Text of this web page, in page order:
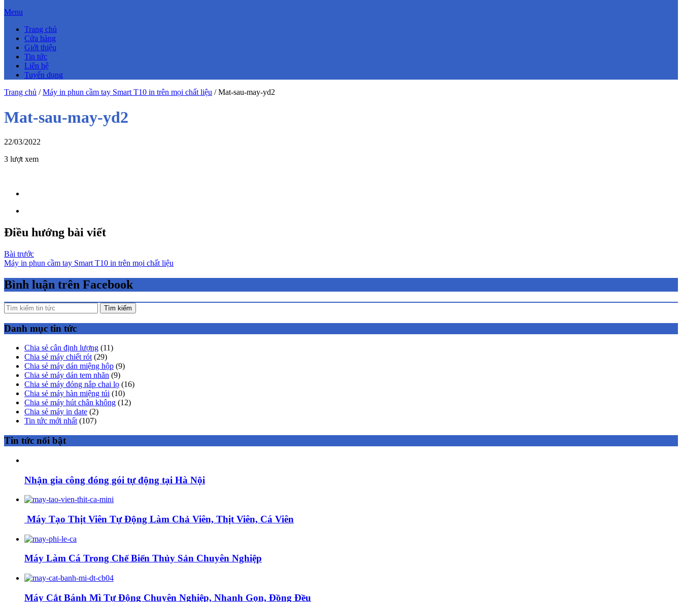
Menu
Trang chủ
Cửa hàng
Giới thiệu
Tin tức
Liên hệ
Tuyển dụng
Trang chủ /Máy in phun cầm tay Smart T10 in trên mọi chất liệu /Mat-sau-may-yd2
Mat-sau-may-yd2
22/03/2022
3 lượt xem
Điều hướng bài viết
Bài trước
Máy in phun cầm tay Smart T10 in trên mọi chất liệu
Bình luận trên Facebook
Tìm kiếm
Danh mục tin tức
Chia sẻ cân định lượng (11)
Chia sẻ máy chiết rót (29)
Chia sẻ máy dán miệng hộp (9)
Chia sẻ máy dán tem nhãn (9)
Chia sẻ máy đóng nắp chai lọ (16)
Chia sẻ máy hàn miệng túi (10)
Chia sẻ máy hút chân không (12)
Chia sẻ máy in date (2)
Tin tức mới nhất (107)
Tin tức nổi bật
Nhận gia công đóng gói tự động tại Hà Nội
Máy Tạo Thịt Viên Tự Động Làm Chả Viên, Thịt Viên, Cá Viên
Máy Làm Cá Trong Chế Biến Thủy Sản Chuyên Nghiệp
Máy Cắt Bánh Mì Tự Động Chuyên Nghiệp, Nhanh Gọn, Đồng Đều